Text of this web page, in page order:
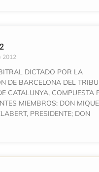
2012
DICTADO POR LA
DE BARCELONA DEL
CATALUNYA, COMPUESTA
MIEMBROS: DON
PRESIDENTE; DON